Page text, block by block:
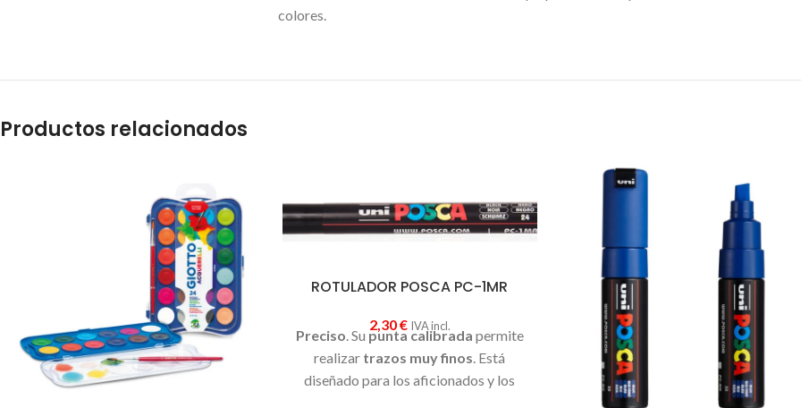
colores.
Productos relacionados
ROTULADOR POSCA PC-1MR
2,30€ IVA incl.
Preciso. Su punta calibrada permite
realizar trazos muy finos. Está
diseñado para los aficionados y los